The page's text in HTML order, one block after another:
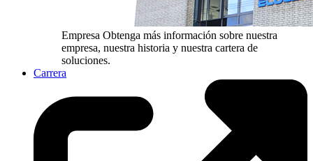
Empresa Obtenga más información sobre nuestra
empresa, nuestra historia y nuestra cartera de
soluciones.
Carrera